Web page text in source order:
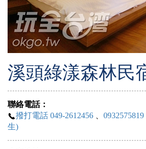
溪頭綠漾森林民
聯絡電話：
撥打電話 049-2612456
0932575819
生)